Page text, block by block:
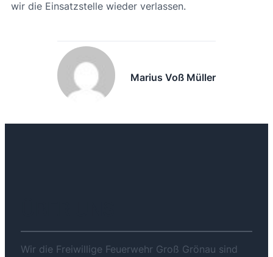
wir die Einsatzstelle wieder verlassen.
Marius Voß Müller
Wir die Freiwillige Feuerwehr Groß Grönau sind